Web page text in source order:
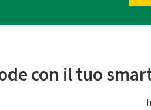
con il tuo